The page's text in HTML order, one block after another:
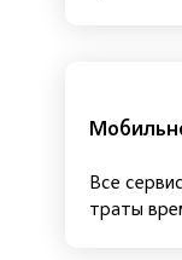
Все
траты